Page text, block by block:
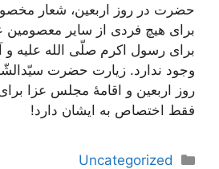
حضرت در روز اربعین، شعار
برای هیچ فردی از سایر معصومین
برای رسول اکرم صلّی الله علیه و
وجود ندارد. زیارت حضرت
روز اربعین و اقامۀ مجلس عزا
فقط اختصاص به ایشان دارد!
دسته‌ها
Uncategorized